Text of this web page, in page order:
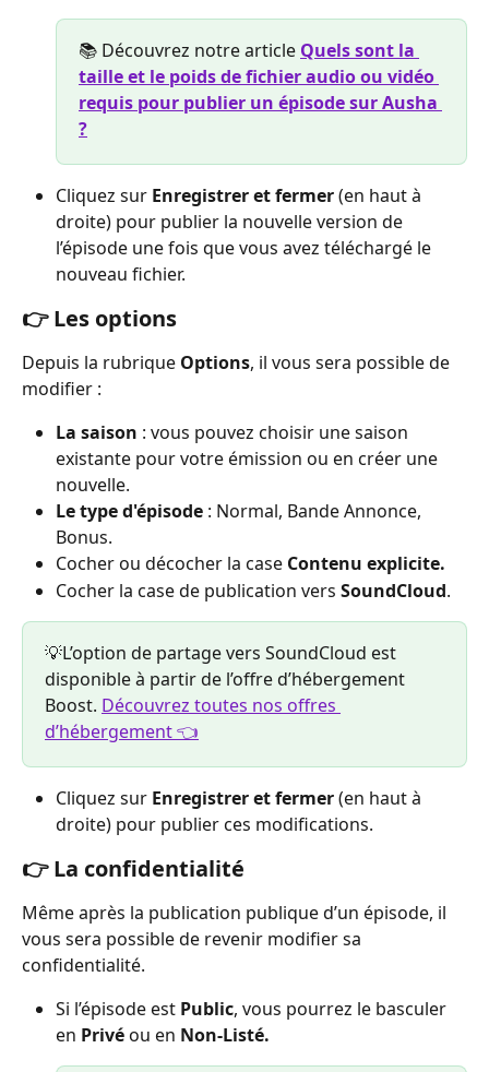
📚 Découvrez notre article Quels sont la
taille et le poids de fichier audio ou vidéo
requis pour publier un épisode sur Ausha
?
Cliquez sur Enregistrer et fermer (en haut à
droite) pour publier la nouvelle version de
l’épisode une fois que vous avez téléchargé le
nouveau fichier.
👉 Les options
Depuis la rubrique Options, il vous sera possible de
modifier :
La saison : vous pouvez choisir une saison
existante pour votre émission ou en créer une
nouvelle.
Le type d'épisode : Normal, Bande Annonce,
Bonus.
Cocher ou décocher la case Contenu explicite.
Cocher la case de publication vers SoundCloud.
💡L’option de partage vers SoundCloud est
disponible à partir de l’offre d’hébergement
Boost. Découvrez toutes nos offres
d’hébergement 👈
Cliquez sur Enregistrer et fermer (en haut à
droite) pour publier ces modifications.
👉 La confidentialité
Même après la publication publique d’un épisode, il
vous sera possible de revenir modifier sa
confidentialité.
Si l’épisode est Public, vous pourrez le basculer
en Privé ou en Non-Listé.